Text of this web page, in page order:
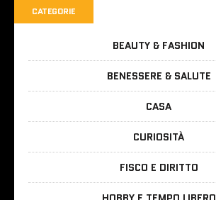
CATEGORIE
BEAUTY & FASHION
BENESSERE & SALUTE
CASA
CURIOSITÀ
FISCO E DIRITTO